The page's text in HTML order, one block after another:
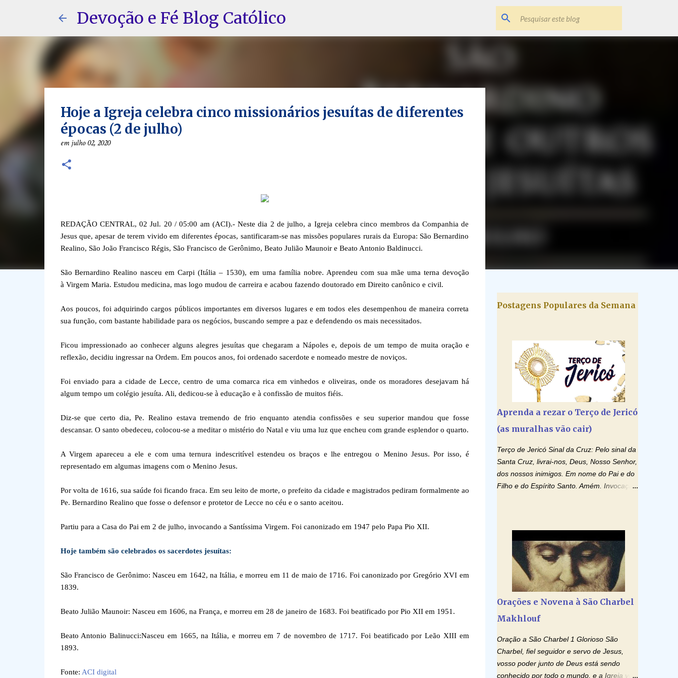
Pular para o conteúdo principal
Devoção e Fé Blog Católico
Hoje a Igreja celebra cinco missionários jesuítas de diferentes
épocas (2 de julho)
emjulho 02, 2020
REDAÇÃO CENTRAL, 02 Jul. 20 / 05:00 am (ACI).- Neste dia 2 de julho, a Igreja celebra cinco membros da Companhia de
Jesus que, apesar de terem vivido em diferentes épocas, santificaram-se nas missões populares rurais da Europa: São Bernardino
Realino, São João Francisco Régis, São Francisco de Gerônimo, Beato Julião Maunoir e Beato Antonio Baldinucci.
São Bernardino Realino nasceu em Carpi (Itália – 1530), em uma família nobre. Aprendeu com sua mãe uma terna devoção
à Virgem Maria. Estudou medicina, mas logo mudou de carreira e acabou fazendo doutorado em Direito canônico e civil.
Aos poucos, foi adquirindo cargos públicos importantes em diversos lugares e em todos eles desempenhou de maneira correta
sua função, com bastante habilidade para os negócios, buscando sempre a paz e defendendo os mais necessitados.
Ficou impressionado ao conhecer alguns alegres jesuítas que chegaram a Nápoles e, depois de um tempo de muita oração e
reflexão, decidiu ingressar na Ordem. Em poucos anos, foi ordenado sacerdote e nomeado mestre de noviços.
Foi enviado para a cidade de Lecce, centro de uma comarca rica em vinhedos e oliveiras, onde os moradores desejavam há
algum tempo um colégio jesuíta. Ali, dedicou-se à educação e à confissão de muitos fiéis.
Diz-se que certo dia, Pe. Realino estava tremendo de frio enquanto atendia confissões e seu superior mandou que fosse
descansar. O santo obedeceu, colocou-se a meditar o mistério do Natal e viu uma luz que encheu com grande esplendor o quarto.
A Virgem apareceu a ele e com uma ternura indescritível estendeu os braços e lhe entregou o Menino Jesus. Por isso, é
representado em algumas imagens com o Menino Jesus.
Por volta de 1616, sua saúde foi ficando fraca. Em seu leito de morte, o prefeito da cidade e magistrados pediram formalmente ao
Pe. Bernardino Realino que fosse o defensor e protetor de Lecce no céu e o santo aceitou.
Partiu para a Casa do Pai em 2 de julho, invocando a Santíssima Virgem. Foi canonizado em 1947 pelo Papa Pio XII.
Hoje também são celebrados os sacerdotes jesuítas:
São Francisco de Gerônimo: Nasceu em 1642, na Itália, e morreu em 11 de maio de 1716. Foi canonizado por Gregório XVI em
1839.
Beato Julião Maunoir: Nasceu em 1606, na França, e morreu em 28 de janeiro de 1683. Foi beatificado por Pio XII em 1951.
Beato Antonio Balinucci:Nasceu em 1665, na Itália, e morreu em 7 de novembro de 1717. Foi beatificado por Leão XIII em
1893.
Fonte: ACI digital
Postagens Populares da Semana
Aprenda a rezar o Terço de Jericó
(as muralhas vão cair)
Terço de Jericó Sinal da Cruz: Pelo sinal da
Santa Cruz, livrai-nos, Deus, Nosso Senhor,
dos nossos inimigos. Em nome do Pai e do
Filho e do Espírito Santo. Amém. Invocação
renovareis a face da terra. Oremos: Ó
Deus, que instruístes os corações dos
vossos fiéis com a luz do Espírito Santo,
fazei que apreciemos retamente todas as
gozemos sempre da sua consolação. Por
Cristo, Senhor Nosso. Amém. Creio: Creio
céu e da terra; e em Jesus Cristo, seu único
Filho, nosso Senhor; que foi concebido pelo
poder do Espí­rito Santo; nasceu da Virgem
Orações e Novena à São Charbel
Makhlouf
Oração a São Charbel 1 Glorioso São
Charbel, fiel seguidor e servo de Jesus,
vosso poder junto de Deus está sendo
conhecido por todo o mundo, e a Igreja vos